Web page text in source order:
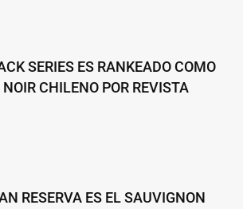
SERIES ES RANKEADO COMO
CHILENO POR REVISTA
RESERVA ES EL SAUVIGNON